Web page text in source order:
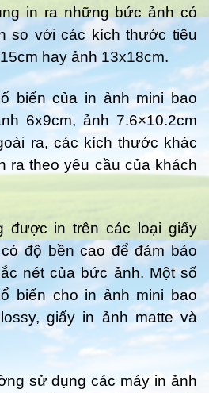
in ra những bức ảnh có
so với các kích thước tiêu
hay ảnh 13x18cm.
biến của in ảnh mini bao
6x9cm, ảnh 7.6×10.2cm
ra, các kích thước khác
ra theo yêu cầu của khách
được in trên các loại giấy
độ bền cao để đảm bảo
nét của bức ảnh. Một số
biến cho in ảnh mini bao
giấy in ảnh matte và
sử dụng các máy in ảnh